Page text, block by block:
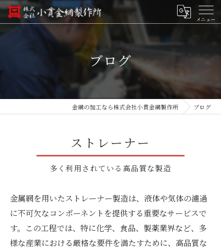
ブログ
金網の加工なら株式会社小貫金網製作所 ブログ
ストレーナー
多く利用されている高品質な製造
金属網を用いたストレーナー製造は、液体や気体の濾過
に不可欠なコンポーネントを提供する重要なサービスで
す。この工程では、特に化学、食品、製薬業界など、多
様な産業における厳格な要件を満たすために、高品質な